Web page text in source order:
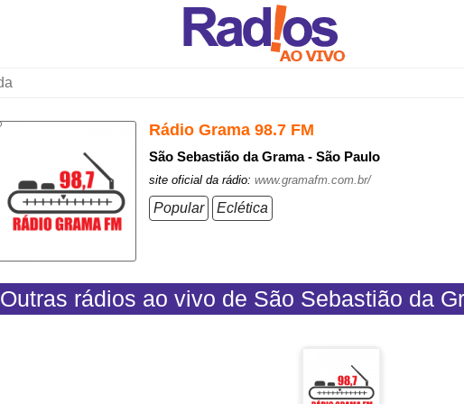
Rádio Grama 98.7 FM
São Sebastião da Grama - São Paulo
site oficial da rádio: www.gramafm.com.br/
Popular Eclética
Outras rádios ao vivo de São Sebastião da